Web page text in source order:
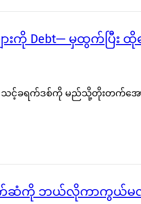
ျားကို Debt— မှထွက်ပြီ
ြီး သင့်ခရက်ဒစ်ကို မည်သို့တိုးတက်အ
းရဲ့ပိုက်ဆံကို ဘယ်လိုကာကွယ်